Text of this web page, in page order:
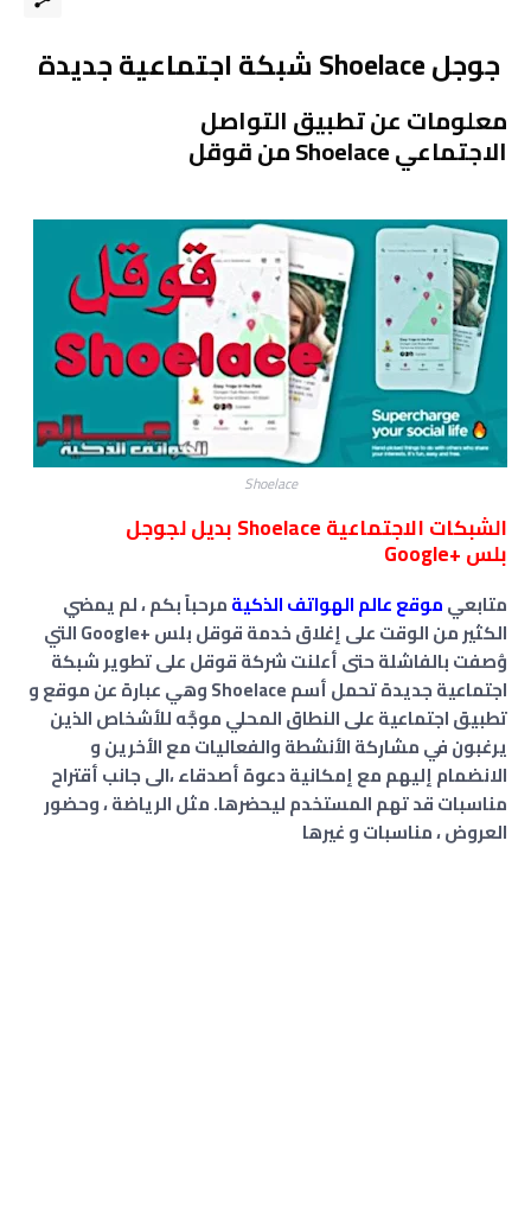
جوجل Shoelace شبكة اجتماعية جديدة
معلومات عن تطبيق التواصل
الاجتماعي Shoelace من قوقل
Shoelace
الشبكات الاجتماعية Shoelace بديل لجوجل
بلس +Google
متابعيموقع عالم الهواتف الذكيةمرحباً بكم ، لم يمضي
الكثير من الوقت على إغلاق خدمة قوقل بلس +Google التي
وُصفت بالفاشلة حتى أعلنت شركة قوقل على تطوير شبكة
اجتماعية جديدة تحمل أسم Shoelace وهي عبارة عن موقع و
تطبيق اجتماعية على النطاق المحلي موجَّه للأشخاص الذين
يرغبون في مشاركة الأنشطة والفعاليات مع الأخرين و
الانضمام إليهم مع إمكانية دعوة أصدقاء ،الى جانب أقتراح
مناسبات قد تهم المستخدم ليحضرها. مثل الرياضة ، وحضور
العروض ، مناسبات و غيرها